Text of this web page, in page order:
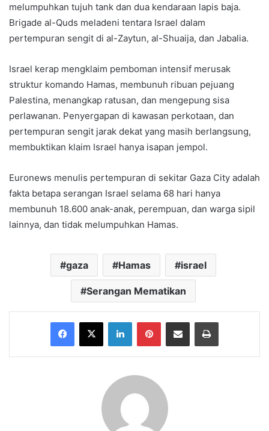
melumpuhkan tujuh tank dan dua kendaraan lapis baja.
Brigade al-Quds meladeni tentara Israel dalam
pertempuran sengit di al-Zaytun, al-Shuaija, dan Jabalia.
Israel kerap mengklaim pemboman intensif merusak
struktur komando Hamas, membunuh ribuan pejuang
Palestina, menangkap ratusan, dan mengepung sisa
perlawanan. Penyergapan di kawasan perkotaan, dan
pertempuran sengit jarak dekat yang masih berlangsung,
membuktikan klaim Israel hanya isapan jempol.
Euronews menulis pertempuran di sekitar Gaza City adalah
fakta betapa serangan Israel selama 68 hari hanya
membunuh 18.600 anak-anak, perempuan, dan warga sipil
lainnya, dan tidak melumpuhkan Hamas.
gaza Hamas israel
Serangan Mematikan
Facebook
X LinkedInPinterestShare via Email Print